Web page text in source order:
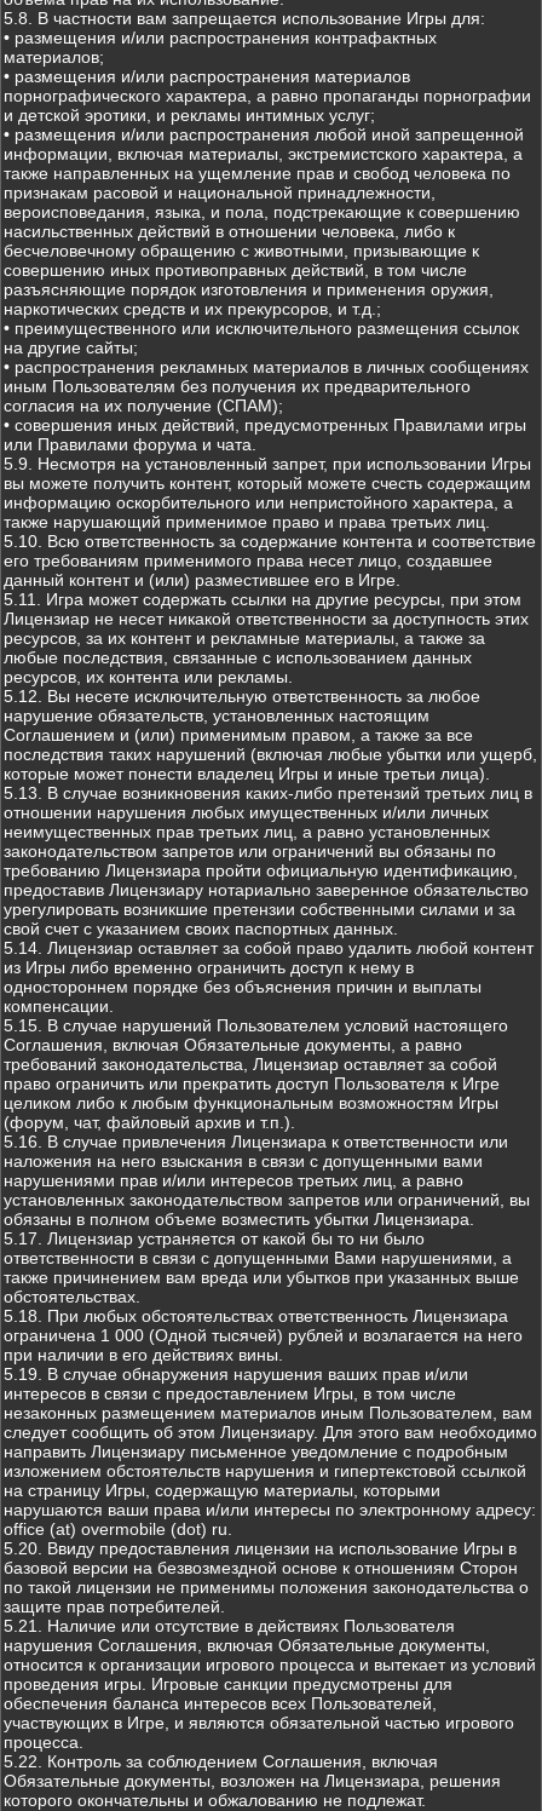
5.8. В частности вам запрещается использование Игры для:
• размещения и/или распространения контрафактных
материалов;
• размещения и/или распространения материалов
порнографического характера, а равно пропаганды порнографии
и детской эротики, и рекламы интимных услуг;
• размещения и/или распространения любой иной запрещенной
информации, включая материалы, экстремистского характера, а
также направленных на ущемление прав и свобод человека по
признакам расовой и национальной принадлежности,
вероисповедания, языка, и пола, подстрекающие к совершению
насильственных действий в отношении человека, либо к
бесчеловечному обращению с животными, призывающие к
совершению иных противоправных действий, в том числе
разъясняющие порядок изготовления и применения оружия,
наркотических средств и их прекурсоров, и т.д.;
• преимущественного или исключительного размещения ссылок
на другие сайты;
• распространения рекламных материалов в личных сообщениях
иным Пользователям без получения их предварительного
согласия на их получение (СПАМ);
• совершения иных действий, предусмотренных Правилами игры
или Правилами форума и чата.
5.9. Несмотря на установленный запрет, при использовании Игры
вы можете получить контент, который можете счесть содержащим
информацию оскорбительного или непристойного характера, а
также нарушающий применимое право и права третьих лиц.
5.10. Всю ответственность за содержание контента и соответствие
его требованиям применимого права несет лицо, создавшее
данный контент и (или) разместившее его в Игре.
5.11. Игра может содержать ссылки на другие ресурсы, при этом
Лицензиар не несет никакой ответственности за доступность этих
ресурсов, за их контент и рекламные материалы, а также за
любые последствия, связанные с использованием данных
ресурсов, их контента или рекламы.
5.12. Вы несете исключительную ответственность за любое
нарушение обязательств, установленных настоящим
Соглашением и (или) применимым правом, а также за все
последствия таких нарушений (включая любые убытки или ущерб,
которые может понести владелец Игры и иные третьи лица).
5.13. В случае возникновения каких-либо претензий третьих лиц в
отношении нарушения любых имущественных и/или личных
неимущественных прав третьих лиц, а равно установленных
законодательством запретов или ограничений вы обязаны по
требованию Лицензиара пройти официальную идентификацию,
предоставив Лицензиару нотариально заверенное обязательство
урегулировать возникшие претензии собственными силами и за
свой счет с указанием своих паспортных данных.
5.14. Лицензиар оставляет за собой право удалить любой контент
из Игры либо временно ограничить доступ к нему в
одностороннем порядке без объяснения причин и выплаты
компенсации.
5.15. В случае нарушений Пользователем условий настоящего
Соглашения, включая Обязательные документы, а равно
требований законодательства, Лицензиар оставляет за собой
право ограничить или прекратить доступ Пользователя к Игре
целиком либо к любым функциональным возможностям Игры
(форум, чат, файловый архив и т.п.).
5.16. В случае привлечения Лицензиара к ответственности или
наложения на него взыскания в связи с допущенными вами
нарушениями прав и/или интересов третьих лиц, а равно
установленных законодательством запретов или ограничений, вы
обязаны в полном объеме возместить убытки Лицензиара.
5.17. Лицензиар устраняется от какой бы то ни было
ответственности в связи с допущенными Вами нарушениями, а
также причинением вам вреда или убытков при указанных выше
обстоятельствах.
5.18. При любых обстоятельствах ответственность Лицензиара
ограничена 1 000 (Одной тысячей) рублей и возлагается на него
при наличии в его действиях вины.
5.19. В случае обнаружения нарушения ваших прав и/или
интересов в связи с предоставлением Игры, в том числе
незаконных размещением материалов иным Пользователем, вам
следует сообщить об этом Лицензиару. Для этого вам необходимо
направить Лицензиару письменное уведомление с подробным
изложением обстоятельств нарушения и гипертекстовой ссылкой
на страницу Игры, содержащую материалы, которыми
нарушаются ваши права и/или интересы по электронному адресу:
office (at) overmobile (dot) ru.
5.20. Ввиду предоставления лицензии на использование Игры в
базовой версии на безвозмездной основе к отношениям Сторон
по такой лицензии не применимы положения законодательства о
защите прав потребителей.
5.21. Наличие или отсутствие в действиях Пользователя
нарушения Соглашения, включая Обязательные документы,
относится к организации игрового процесса и вытекает из условий
проведения игры. Игровые санкции предусмотрены для
обеспечения баланса интересов всех Пользователей,
участвующих в Игре, и являются обязательной частью игрового
процесса.
5.22. Контроль за соблюдением Соглашения, включая
Обязательные документы, возложен на Лицензиара, решения
которого окончательны и обжалованию не подлежат.